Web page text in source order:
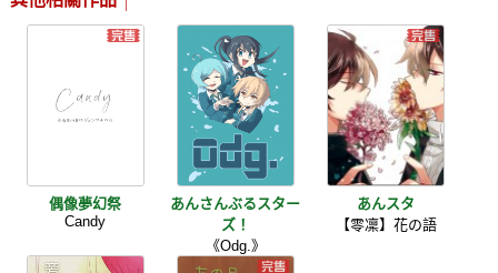
偶像夢幻祭
Candy
あんさんぶるスター
ズ！
《Odg.》
あんスタ
【零凜】花の語